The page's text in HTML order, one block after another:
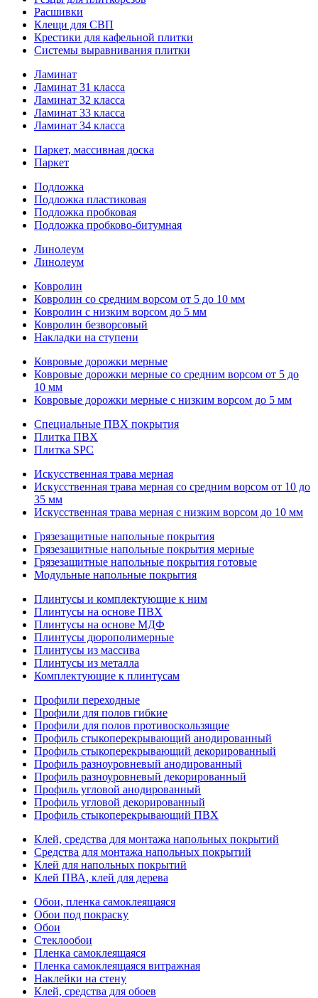
Расшивки
Клещи для СВП
Крестики для кафельной плитки
Системы выравнивания плитки
Ламинат
Ламинат 31 класса
Ламинат 32 класса
Ламинат 33 класса
Ламинат 34 класса
Паркет, массивная доска
Паркет
Подложка
Подложка пластиковая
Подложка пробковая
Подложка пробково-битумная
Линолеум
Линолеум
Ковролин
Ковролин со средним ворсом от 5 до 10 мм
Ковролин с низким ворсом до 5 мм
Ковролин безворсовый
Накладки на ступени
Ковровые дорожки мерные
Ковровые дорожки мерные со средним ворсом от 5 до
10 мм
Ковровые дорожки мерные с низким ворсом до 5 мм
Специальные ПВХ покрытия
Плитка ПВХ
Плитка SPC
Искуccтвенная трава мерная
Искусственная трава мерная со средним ворсом от 10 до
35 мм
Искусственная трава мерная с низким ворсом до 10 мм
Грязезащитные напольные покрытия
Грязезащитные напольные покрытия мерные
Грязезащитные напольные покрытия готовые
Модульные напольные покрытия
Плинтусы и комплектующие к ним
Плинтусы на основе ПВХ
Плинтусы на основе МДФ
Плинтусы дюрополимерные
Плинтусы из массива
Плинтусы из металла
Комплектующие к плинтусам
Профили переходные
Профили для полов гибкие
Профили для полов противоскользящие
Профиль стыкоперекрывающий анодированный
Профиль стыкоперекрывающий декорированный
Профиль разноуровневый анодированный
Профиль разноуровневый декорированный
Профиль угловой анодированный
Профиль угловой декорированный
Профиль стыкоперекрывающий ПВХ
Клей, средства для монтажа напольных покрытий
Средства для монтажа напольных покрытий
Клей для напольных покрытий
Клей ПВА, клей для дерева
Обои, пленка самоклеящаяся
Обои под покраску
Обои
Стеклообои
Пленка самоклеящаяся
Пленка самоклеящаяся витражная
Наклейки на стену
Клей, средства для обоев